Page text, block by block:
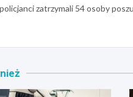
zatrzymali 54 osoby